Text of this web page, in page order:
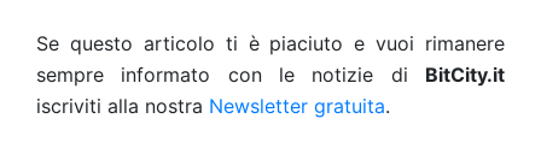
Se questo articolo ti è piaciuto e vuoi rimanere
sempre informato con le notizie di BitCity.it
iscriviti alla nostra Newsletter gratuita.